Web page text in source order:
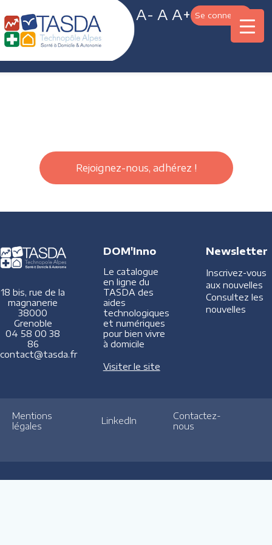
A- A A+ Se connecter
Rejoignez-nous, adhérez !
18 bis, rue de la
magnanerie
38000
Grenoble
04 58 00 38
86
contact@tasda.fr
DOM'Inno
Le catalogue
en ligne du
TASDA des
aides
technologiques
et numériques
pour bien vivre
à domicile
Visiter le site
Newsletter
Inscrivez-vous
aux nouvelles
Consultez les
nouvelles
Mentions
légales
LinkedIn
Contactez-
nous